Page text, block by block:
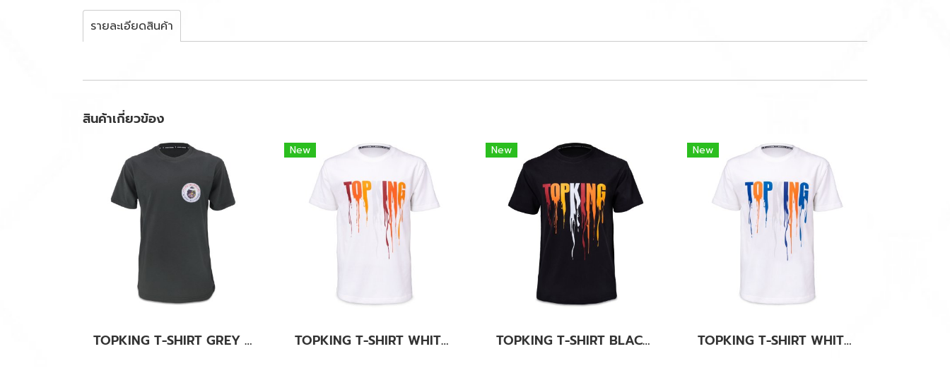
รายละเอียดสินค้า
สินค้าเกี่ยวข้อง
TOPKING T-SHIRT GREY 032
New
TOPKING T-SHIRT WHITE ORANGE 036
New
TOPKING T-SHIRT BLACK ORANGE 036
New
TOPKING T-SHIRT WHITE BLUE 036